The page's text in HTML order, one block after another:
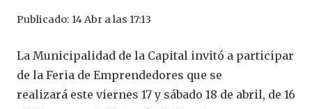
Publicado: 14 Abr a las 17:13
La Municipalidad de la Capital invitó a participar
de la Feria de Emprendedores que se
realizará este viernes 17 y sábado 18 de abril, de 16